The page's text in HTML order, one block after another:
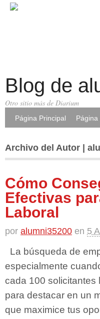
Blog de
Otro sitio más de Diarium
Página Principal Página
Archivo del Autor |
Cómo
Efectivas
Laboral
por alumni35200 en 5
La búsqueda de
especialmente
cada 100 solicitantes
para destacar en un
que maximice tus